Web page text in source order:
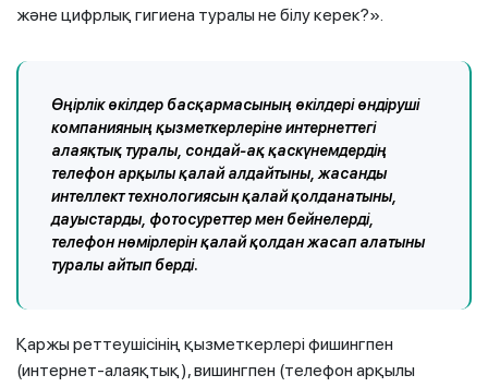
және цифрлық гигиена туралы не білу керек?».
Өңірлік өкілдер басқармасының өкілдері өндіруші
компанияның қызметкерлеріне интернеттегі
алаяқтық туралы, сондай-ақ қаскүнемдердің
телефон арқылы қалай алдайтыны, жасанды
интеллект технологиясын қалай қолданатыны,
дауыстарды, фотосуреттер мен бейнелерді,
телефон нөмірлерін қалай қолдан жасап алатыны
туралы айтып берді.
Қаржы реттеушісінің қызметкерлері фишингпен
(интернет-алаяқтық), вишингпен (телефон арқылы